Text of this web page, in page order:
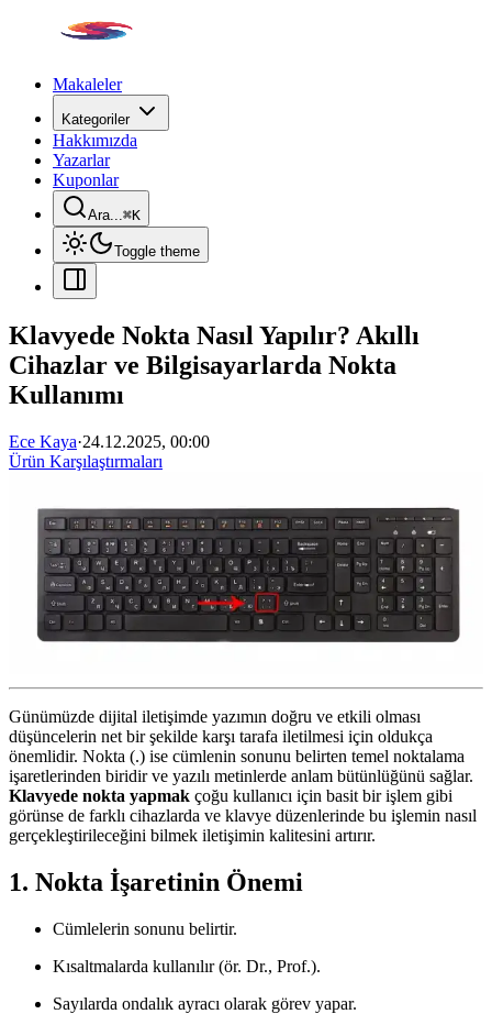
Makaleler
Kategoriler
Hakkımızda
Yazarlar
Kuponlar
Ara...⌘K
Toggle theme
Klavyede Nokta Nasıl Yapılır? Akıllı
Cihazlar ve Bilgisayarlarda Nokta
Kullanımı
Ece Kaya·24.12.2025, 00:00
Ürün Karşılaştırmaları
Günümüzde dijital iletişimde yazımın doğru ve etkili olması
düşüncelerin net bir şekilde karşı tarafa iletilmesi için oldukça
önemlidir. Nokta (.) ise cümlenin sonunu belirten temel noktalama
işaretlerinden biridir ve yazılı metinlerde anlam bütünlüğünü sağlar.
Klavyede nokta yapmak çoğu kullanıcı için basit bir işlem gibi
görünse de farklı cihazlarda ve klavye düzenlerinde bu işlemin nasıl
gerçekleştirileceğini bilmek iletişimin kalitesini artırır.
1. Nokta İşaretinin Önemi
Cümlelerin sonunu belirtir.
Kısaltmalarda kullanılır (ör. Dr., Prof.).
Sayılarda ondalık ayracı olarak görev yapar.